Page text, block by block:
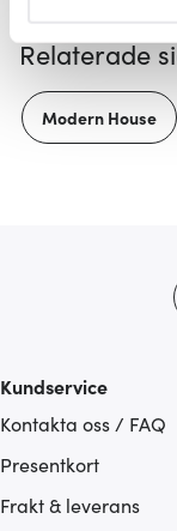
Vi använder
ska anpassas
gör också att vi
Relaterade
Modern House
Kundservice
Kontakta oss / FAQ
Presentkort
Frakt & leverans